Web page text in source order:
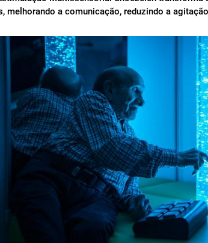
melhorando a comunicação, reduzindo a